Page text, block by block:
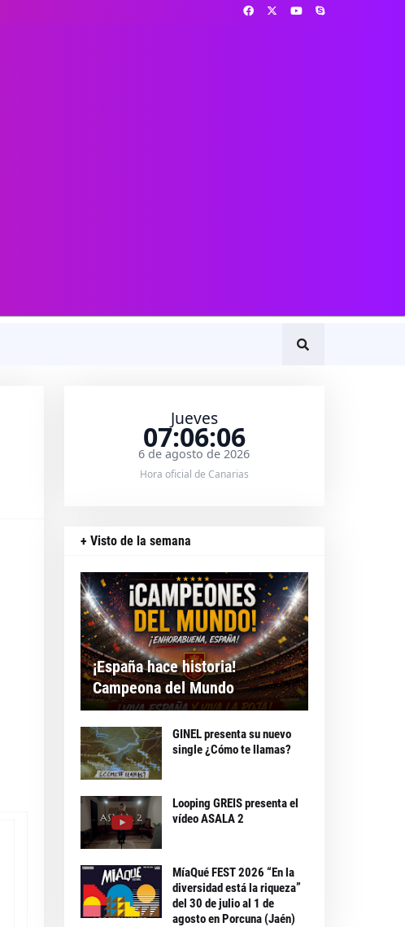
Jueves
07:06:06
6 de agosto de 2026
Hora oficial de Canarias
+ Visto de la semana
¡España hace historia!
Campeona del Mundo
GINEL presenta su nuevo
single ¿Cómo te llamas?
Looping GREIS presenta el
vídeo ASALA 2
MíaQué FEST 2026 “En la
diversidad está la riqueza”
del 30 de julio al 1 de
agosto en Porcuna (Jaén)